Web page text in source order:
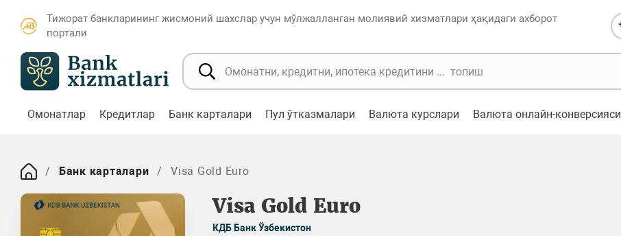
Тижорат банкларининг жисмоний шахслар учун мўлжалланган молиявий хизматлари ҳақидаги ахборот
портали
Омонатлар Кредитлар Банк карталари Пул ўтказмалари Валюта курслари Валюта онлайн-конверсияси
Банк карталари Visa Gold Euro
Visa Gold Euro
КДБ Банк Ўзбекистон